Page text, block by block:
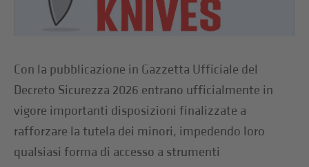
Con la pubblicazione in Gazzetta Ufficiale del
Decreto Sicurezza 2026 entrano ufficialmente in
vigore importanti disposizioni finalizzate a
rafforzare la tutela dei minori, impedendo loro
qualsiasi forma di accesso a strumenti